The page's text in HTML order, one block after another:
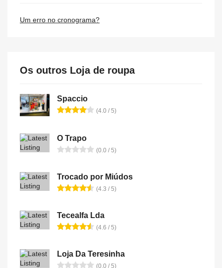
Um erro no cronograma?
Os outros Loja de roupa
Spaccio
(4.0 / 5)
O Trapo
(0.0 / 5)
Trocado por Miúdos
(4.3 / 5)
Tecealfa Lda
(4.6 / 5)
Loja Da Teresinha
(0.0 / 5)